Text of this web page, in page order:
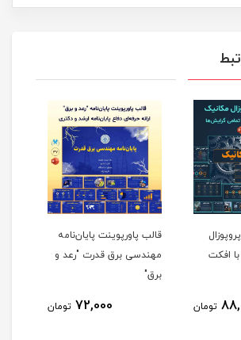
افکت
تومان
قالب پاورپوینت پایان‌نامه
مهندسی برق قدرت "رعد و
برق"
72,000 تومان